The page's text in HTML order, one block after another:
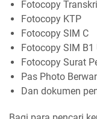
Fotocopy
Fotocopy KTP
Fotocopy SIM C
Fotocopy SIM B1
Fotocopy Surat
Pas Photo
Dan dokumen